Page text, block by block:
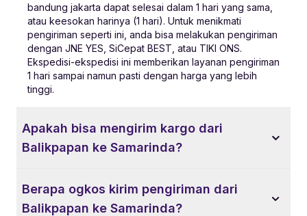
bandung jakarta dapat selesai dalam 1 hari yang sama,
atau keesokan harinya (1 hari). Untuk menikmati
pengiriman seperti ini, anda bisa melakukan pengiriman
dengan JNE YES, SiCepat BEST, atau TIKI ONS.
Ekspedisi-ekspedisi ini memberikan layanan pengiriman
1 hari sampai namun pasti dengan harga yang lebih
tinggi.
Apakah bisa mengirim kargo dari
Balikpapan ke Samarinda?
Berapa ogkos kirim pengiriman dari
Balikpapan ke Samarinda?